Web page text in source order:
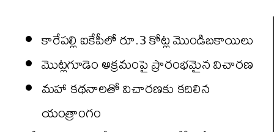
కారేపల్లి ఐకేపీలో రూ.3 కోట్ల మొండిబకాయిలు
మొట్లగూడెం అక్రమంపై ప్రారంభమైన విచారణ
మహా కథనాలతో విచారణకు కదిలిన
యంత్రాంగం